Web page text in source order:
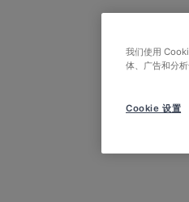
我们使用
体、广告和分
Cookie 设置